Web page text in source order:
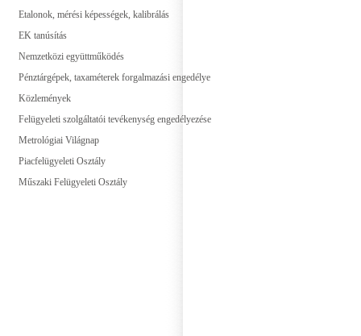
Etalonok, mérési képességek, kalibrálás
EK tanúsítás
Nemzetközi együttműködés
Pénztárgépek, taxaméterek forgalmazási engedélye
Közlemények
Felügyeleti szolgáltatói tevékenység engedélyezése
Metrológiai Világnap
Piacfelügyeleti Osztály
Műszaki Felügyeleti Osztály